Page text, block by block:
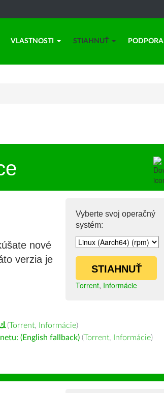
VLASTNOSTI STIAHNUŤ PODPORA
Vyberte svoj operačný
systém:
STIAHNUŤ
Torrent, Informácie
nové
verzia je
(Torrent, Informácie)
(English fallback) (Torrent, Informácie)